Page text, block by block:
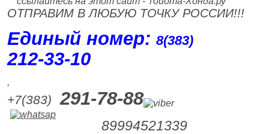
ОТПРАВИМ В ЛЮБУЮ ТОЧКУ РОССИИ!!!
Единый номер:8(383)
212‑33‑10
,
+7(383) 291-78-88
89994521339